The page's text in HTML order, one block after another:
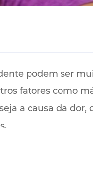
podem ser
fatores como
a causa da dor,